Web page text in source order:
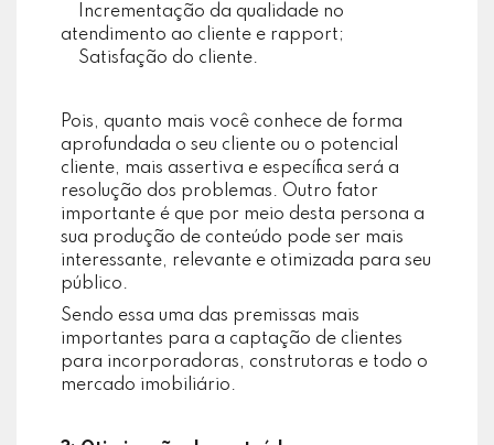
Incrementação da qualidade no
atendimento ao cliente e rapport;
Satisfação do cliente.
Pois, quanto mais você conhece de forma
aprofundada o seu cliente ou o potencial
cliente, mais assertiva e específica será a
resolução dos problemas. Outro fator
importante é que por meio desta persona a
sua produção de conteúdo pode ser mais
interessante, relevante e otimizada para seu
público.
Sendo essa uma das premissas mais
importantes para a captação de clientes
para incorporadoras, construtoras e todo o
mercado imobiliário.